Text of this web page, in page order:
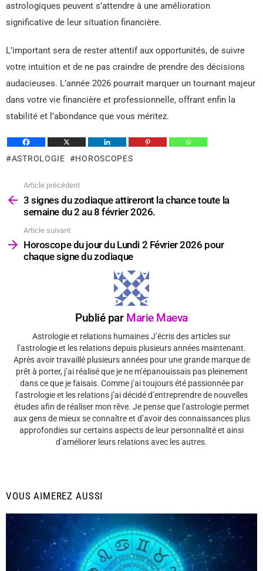
astrologiques peuvent s’attendre à une amélioration
significative de leur situation financière.
L’important sera de rester attentif aux opportunités, de suivre
votre intuition et de ne pas craindre de prendre des décisions
audacieuses. L’année 2026 pourrait marquer un tournant majeur
dans votre vie financière et professionnelle, offrant enfin la
stabilité et l’abondance que vous méritez.
ASTROLOGIE HOROSCOPES
plus
Article précédent
3 signes du zodiaque attireront la chance toute la
semaine du 2 au 8 février 2026.
Article suivant
Horoscope du jour du Lundi 2 Février 2026 pour
chaque signe du zodiaque
Publié par Marie Maeva
Astrologie et relations humaines J’écris des articles sur
l’astrologie et les relations depuis plusieurs années maintenant.
Après avoir travaillé plusieurs années pour une grande marque de
prêt à porter, j’ai réalisé que je ne m’épanouissais pas pleinement
dans ce que je faisais. Comme j’ai toujours été passionnée par
l’astrologie et les relations j’ai décidé d’entreprendre de nouvelles
études afin de réaliser mon rêve. Je pense que l’astrologie permet
aux gens de mieux se connaître et d’avoir des connaissances plus
approfondies sur certains aspects de leur personnalité et ainsi
d’améliorer leurs relations avec les autres.
VOUS AIMEREZ AUSSI